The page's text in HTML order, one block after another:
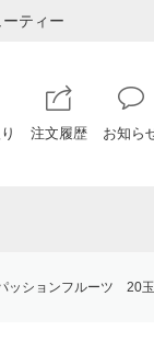
ーティー
注文履歴 お知ら
ッションフルーツ 20